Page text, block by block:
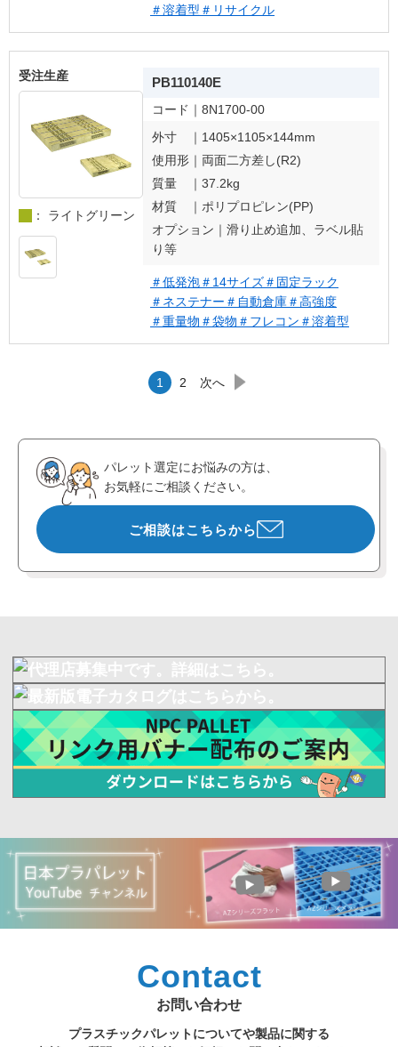
＃溶着型 ＃リサイクル
受注生産
： ライトグリーン
PB110140E
コード｜ 8N1700-00
外寸 ｜ 1405×1105×144mm
使用形｜ 両面二方差し(R2)
質量 ｜ 37.2kg
材質 ｜ ポリプロピレン(PP)
オプション｜ 滑り止め追加、ラベル貼
り等
＃低発泡＃14サイズ＃固定ラック
＃ネステナー ＃自動倉庫＃高強度
＃重量物 ＃袋物 ＃フレコン ＃溶着型
1 2 次へ
パレット選定にお悩みの方は、
お気軽にご相談ください。
ご相談はこちらから
Contact
お問い合わせ
プラスチックパレットについてや製品に関する